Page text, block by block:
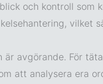
och kontroll
vilket
avgörande. För
att analysera era